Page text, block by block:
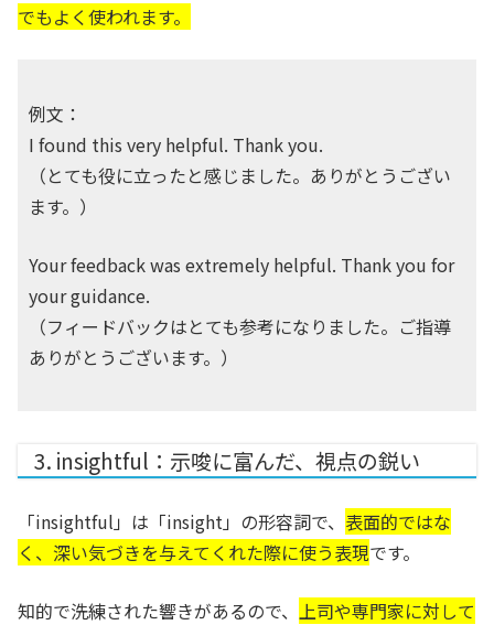
でもよく使われます。
例文：
I found this very helpful. Thank you.
（とても役に立ったと感じました。ありがとうござい
ます。）
Your feedback was extremely helpful. Thank you for
your guidance.
（フィードバックはとても参考になりました。ご指導
ありがとうございます。）
3. insightful：示唆に富んだ、視点の鋭い
「insightful」は「insight」の形容詞で、 表面的ではな
く、深い気づきを与えてくれた際に使う表現です。
知的で洗練された響きがあるので、 上司や専門家に対して